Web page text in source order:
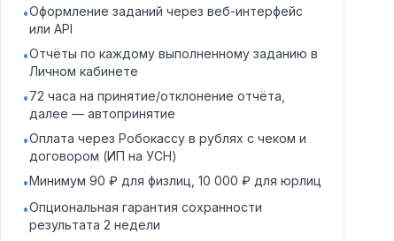
•Оформление заданий через веб-интерфейс
или API
•Отчёты по каждому выполненному заданию в
Личном кабинете
•72 часа на принятие/отклонение отчёта,
далее — автопринятие
•Оплата через Робокассу в рублях с чеком и
договором (ИП на УСН)
•Минимум 90 ₽ для физлиц, 10 000 ₽ для юрлиц
•Опциональная гарантия сохранности
результата 2 недели